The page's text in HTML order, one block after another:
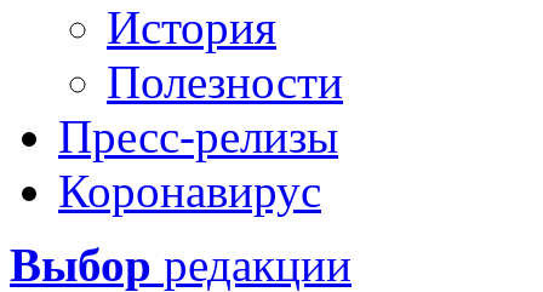
История
Полезности
Пресс-релизы
Коронавирус
Выбор редакции